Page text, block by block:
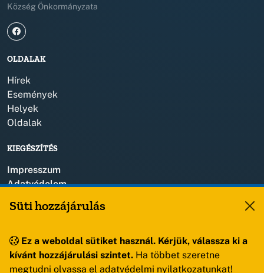
Község Önkormányzata
OLDALAK
Hírek
Események
Helyek
Oldalak
KIEGÉSZÍTÉS
Impresszum
Adatvédelem
+36 88 459 150
8193 Sóly, Kossuth Lajos u.57.
Süti hozzájárulás
Ez a weboldal sütiket használ. Kérjük, válassza ki a
kívánt hozzájárulási szintet. Ha többet szeretne
megtudni olvassa el adatvédelmi nyilatkozatunkat!